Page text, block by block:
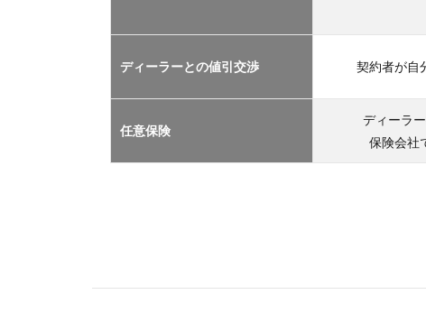
マイ
カー
ス
2.3
ディーラーとの値引交渉 契約者が自
任意保険
ディーラ
保険会社